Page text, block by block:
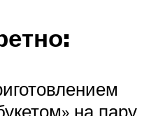
на пару